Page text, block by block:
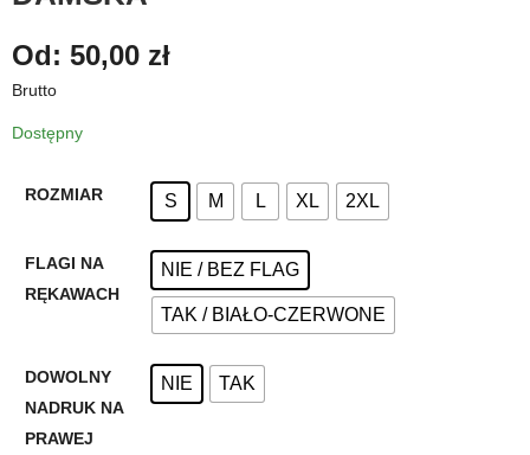
Od: 50,00 zł
Brutto
Dostępny
ROZMIAR S M L XL 2XL
FLAGI NA
RĘKAWACH
NIE / BEZ FLAG
TAK / BIAŁO-CZERWONE
DOWOLNY
NADRUK NA
PRAWEJ
NIE TAK